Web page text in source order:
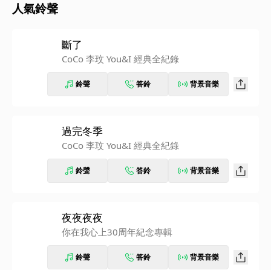
人氣鈴聲
斷了
CoCo 李玟 You&I 經典全紀錄
鈴聲 答鈴 背景音樂
過完冬季
CoCo 李玟 You&I 經典全紀錄
鈴聲 答鈴 背景音樂
夜夜夜夜
你在我心上30周年紀念專輯
鈴聲 答鈴 背景音樂